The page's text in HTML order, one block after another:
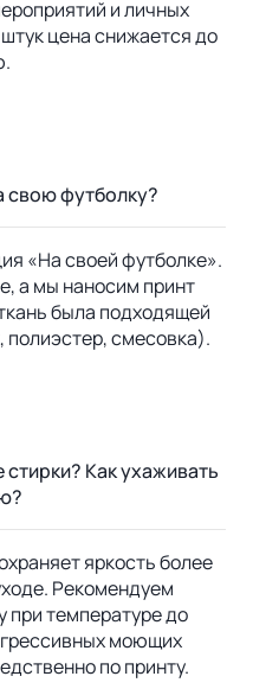
и личных
цена снижается до
свою футболку?
«На своей футболке».
а мы наносим принт
была подходящей
смесовка).
Как ухаживать
яркость более
Рекомендуем
при температуре до
моющих
по принту.